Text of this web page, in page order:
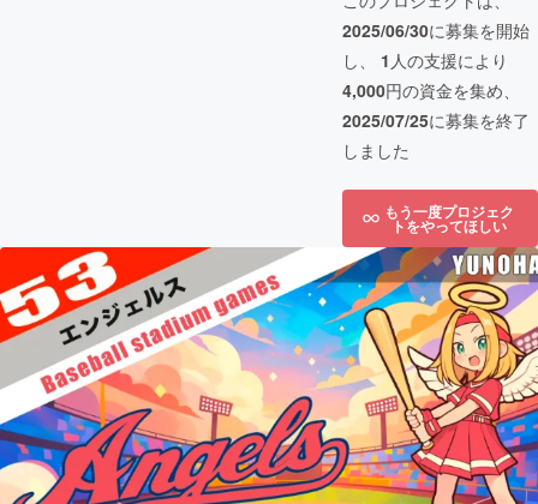
2025/06/30に募集を開始
し、 1 人の支援により
4,000円の資金を集め、
2025/07/25に募集を終了
しました
もう一度プロジェク
トをやってほしい